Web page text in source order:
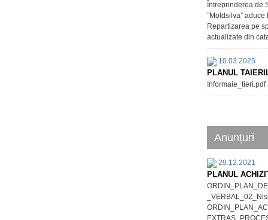
Întreprinderea de
”Moldsilva”
Repartizarea pe
actualizate din
10.03.2025
PLANUL
Informaie_tieri.pdf
Anunțuri
29.12.2021
PLANUL